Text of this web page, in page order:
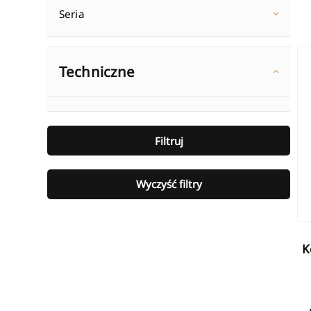
Seria
Techniczne
Filtruj
Wyczyść filtry
Komplet termostatyczny prosty